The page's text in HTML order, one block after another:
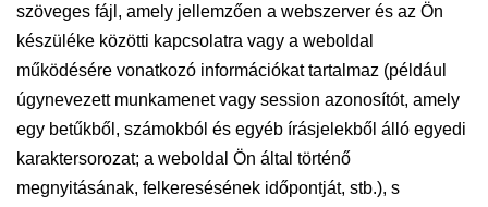
szöveges fájl, amely jellemzően a webszerver és az Ön
készüléke közötti kapcsolatra vagy a weboldal
működésére vonatkozó információkat tartalmaz (például
úgynevezett munkamenet vagy session azonosítót, amely
egy betűkből, számokból és egyéb írásjelekből álló egyedi
karaktersorozat; a weboldal Ön által történő
megnyitásának, felkeresésének időpontját, stb.), s